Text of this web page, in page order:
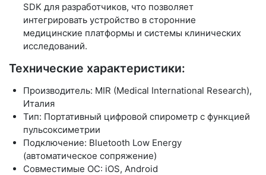
SDK для разработчиков, что позволяет
интегрировать устройство в сторонние
медицинские платформы и системы клинических
исследований.
Технические характеристики:
Производитель: MIR (Medical International Research),
Италия
Тип: Портативный цифровой спирометр с функцией
пульсоксиметрии
Подключение: Bluetooth Low Energy
(автоматическое сопряжение)
Совместимые ОС: iOS, Android